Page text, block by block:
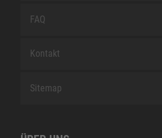
FAQ
Kontakt
Sitemap